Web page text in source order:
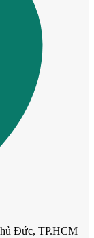
Đức, TP.HCM